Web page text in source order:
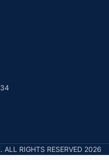
RIGHTS RESERVED 2026